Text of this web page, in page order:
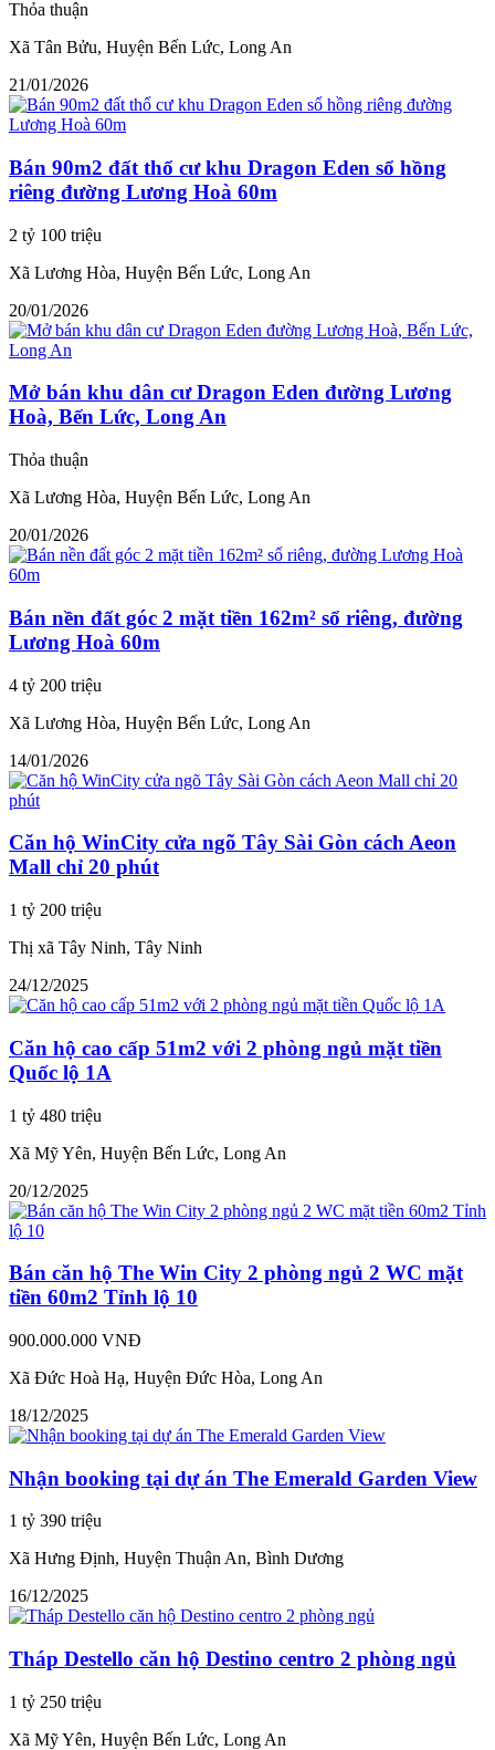
Thỏa thuận
Xã Tân Bửu, Huyện Bến Lức, Long An
21/01/2026
Bán 90m2 đất thổ cư khu Dragon Eden sổ hồng
riêng đường Lương Hoà 60m
2 tỷ 100 triệu
Xã Lương Hòa, Huyện Bến Lức, Long An
20/01/2026
Mở bán khu dân cư Dragon Eden đường Lương
Hoà, Bến Lức, Long An
Thỏa thuận
Xã Lương Hòa, Huyện Bến Lức, Long An
20/01/2026
Bán nền đất góc 2 mặt tiền 162m² sổ riêng, đường
Lương Hoà 60m
4 tỷ 200 triệu
Xã Lương Hòa, Huyện Bến Lức, Long An
14/01/2026
Căn hộ WinCity cửa ngõ Tây Sài Gòn cách Aeon
Mall chỉ 20 phút
1 tỷ 200 triệu
Thị xã Tây Ninh, Tây Ninh
24/12/2025
Căn hộ cao cấp 51m2 với 2 phòng ngủ mặt tiền
Quốc lộ 1A
1 tỷ 480 triệu
Xã Mỹ Yên, Huyện Bến Lức, Long An
20/12/2025
Bán căn hộ The Win City 2 phòng ngủ 2 WC mặt
tiền 60m2 Tỉnh lộ 10
900.000.000 VNĐ
Xã Đức Hoà Hạ, Huyện Đức Hòa, Long An
18/12/2025
Nhận booking tại dự án The Emerald Garden View
1 tỷ 390 triệu
Xã Hưng Định, Huyện Thuận An, Bình Dương
16/12/2025
Tháp Destello căn hộ Destino centro 2 phòng ngủ
1 tỷ 250 triệu
Xã Mỹ Yên, Huyện Bến Lức, Long An